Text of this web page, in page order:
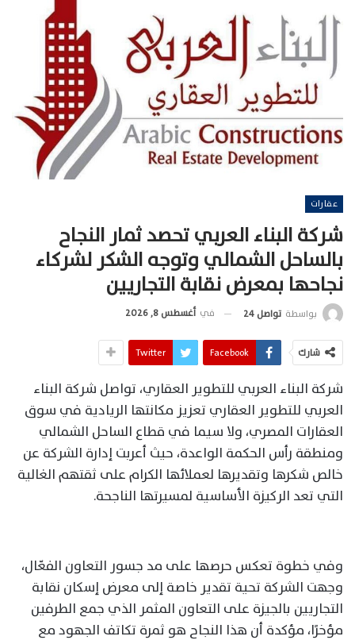
عقارات
شركة البناء العربي تحصد ثمار النجاح
بالساحل الشمالي وتوجه الشكر لشركاء
نجاحها بمعرض نقابة التجاريين
بواسطة تواصل 24 في أغسطس 8, 2026
شارك Facebook
Twitter
شركة البناء العربي للتطوير العقاري، تواصل شركة البناء
العربي للتطوير العقاري تعزيز مكانتها الريادية في سوق
العقارات المصري، ولا سيما في قطاع الساحل الشمالي
ومنطقة رأس الحكمة الواعدة، حيث أعربت إدارة الشركة عن
خالص شكرها وتقديرها لعملائها الكرام على ثقتهم الغالية
التي تعد الركيزة الأساسية لمسيرتها الناجحة.
وفي خطوة تعكس حرصها على مد جسور التعاون الفعّال،
وجهت الشركة تحية تقدير خاصة إلى معرض إسكان نقابة
التجاريين بالجيزة على التعاون المثمر الذي جمع الطرفين
مؤخرًا، مؤكدة أن هذا النجاح هو ثمرة تكاتف الجهود مع